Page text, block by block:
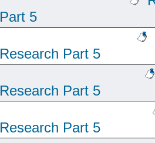
Part 5
Research Part 5
Research Part 5
Research Part 5